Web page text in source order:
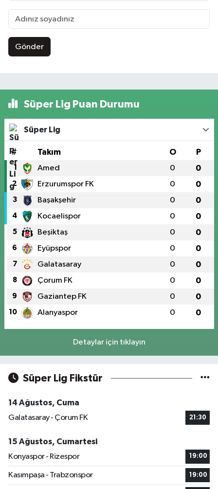
Gönder
Süper Lig Puan Durumu
Süper Lig
# Takım O P
1 Amed 0 0
2 Erzurumspor FK 0 0
3 Başakşehir 0 0
4 Kocaelispor 0 0
5 Beşiktaş 0 0
6 Eyüpspor 0 0
7 Galatasaray 0 0
8 Çorum FK 0 0
9 Gaziantep FK 0 0
10 Alanyaspor 0 0
Detaylar için tıklayın
Süper Lig Fikstür
14 Ağustos, Cuma
Galatasaray - Çorum FK
21:30
15 Ağustos, Cumartesi
Konyaspor - Rizespor
19:00
Kasımpaşa - Trabzonspor 19:00